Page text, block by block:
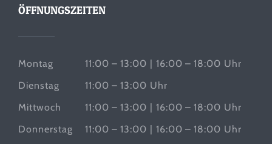
ÖFFNUNGSZEITEN
Montag
11:00 – 13:00 | 16:00 – 18:00 Uhr
Dienstag
11:00 – 13:00 Uhr
Mittwoch
11:00 – 13:00 | 16:00 – 18:00 Uhr
Donnerstag
11:00 – 13:00 | 16:00 – 18:00 Uhr